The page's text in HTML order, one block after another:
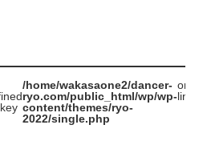
スタジオ
レンタル
/home/wakasaone2/dancer-
ryo.com/public_html/wp/wp-
content/themes/ryo-
2022/single.php
on
line